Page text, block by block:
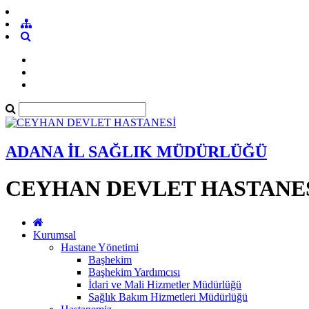
ADANA İL SAĞLIK MÜDÜRLÜĞÜ
CEYHAN DEVLET
Kurumsal
Hastane Yönetimi
Başhekim
Başhekim Yardımcısı
İdari ve Mali Hizmetler Müdürlüğü
Sağlık Bakım Hizmetleri Müdürlüğü